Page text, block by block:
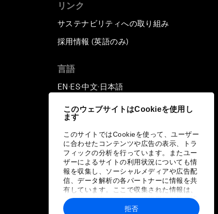
このウェブサイトはCookieを使用し
ます
このサイトではCookieを使って、ユーザー
に合わせたコンテンツや広告の表示、トラ
フィックの分析を行っています。またユー
ザーによるサイトの利用状況についても情
報を収集し、ソーシャルメディアや広告配
信、データ解析の各パートナーに情報を共
有しています。ここで収集された情報は、
ユーザーが各パートナーに提供した他の情
報や各パートナーのサービスを使用した際
拒否
リンク
サステナビリティへの取り組み
採用情報 (英語のみ)
言語
EN ▪ ES▪中文▪ 日本語